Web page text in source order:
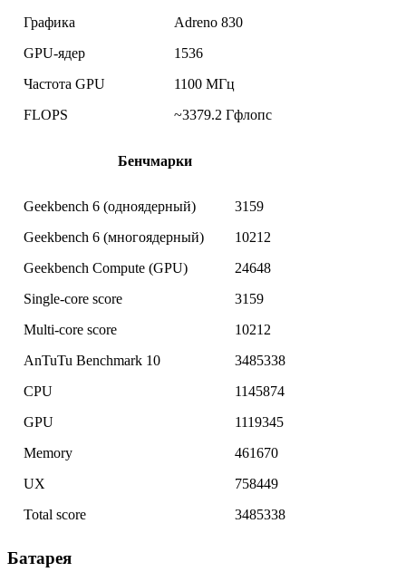
Графика
Adreno 830
GPU-ядер
1536
Частота GPU
1100 МГц
FLOPS
~3379.2 Гфлопс
Бенчмарки
Geekbench 6 (одноядерный)
3159
Geekbench 6 (многоядерный)
10212
Geekbench Compute (GPU)
24648
Single-core score
3159
Multi-core score
10212
AnTuTu Benchmark 10
3485338
CPU
1145874
GPU
1119345
Memory
461670
UX
758449
Total score
3485338
Батарея